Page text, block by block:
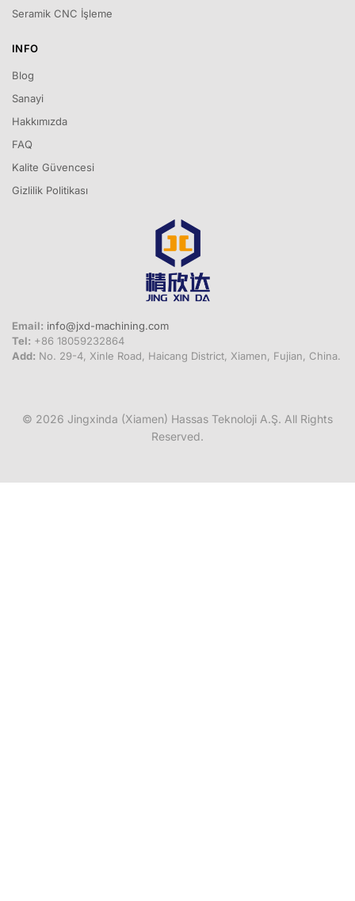
Seramik CNC İşleme
INFO
Blog
Sanayi
Hakkımızda
FAQ
Kalite Güvencesi
Gizlilik Politikası
Email: info@jxd-machining.com
Tel: +86 18059232864
Add: No. 29-4, Xinle Road, Haicang District, Xiamen, Fujian, China.
© 2026 Jingxinda (Xiamen) Hassas Teknoloji A.Ş. All Rights
Reserved.